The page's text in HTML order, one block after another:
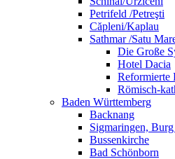
Petrifeld /Petreşti
Căpleni/Kaplau
Sathmar /Satu
Die Große
Hotel Dacia
Reformierte
Römisch-
Baden Württemberg
Backnang
Sigmaringen,
Bussenkirche
Bad Schönborn